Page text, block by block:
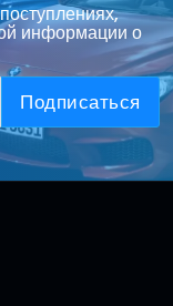
информации о
Подписаться